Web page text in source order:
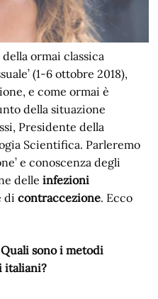
ormai classica
(1-6 ottobre 2018),
e come ormai è
della situazione
Presidente della
Scientifica. Parleremo
e conoscenza degli
delleinfezioni
dicontraccezione. Ecco
sono i metodi
italiani?